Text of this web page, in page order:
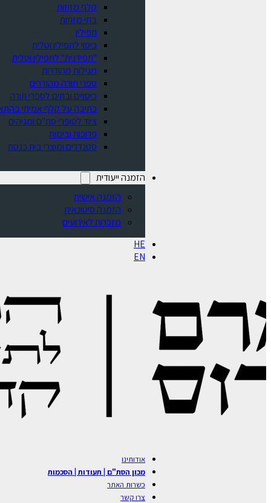
קלף מזוזות
בתי מזוזות
תפילין
כיסוי לתפילין וטלית
"תפידנית" לתפילין וטלית
מגילות מהודרות
ספרי תורה מהודרים
כיסויים ובתים לספרי תורה
כתיבה על קלף אמיתי
ציוד לסופרי סת"ם ומגיהים
פרוכות ובימות
סטנדרים ומוצרי בית כנסת
הזמנה ייעודית
הזמנה אישית
הזמנה סיטונאית
מזכרות לאירועים
HE
EN
אודותינו
מכון הסת"ם | תעודות | הסכמות
כשרות האתר
צרו קשר